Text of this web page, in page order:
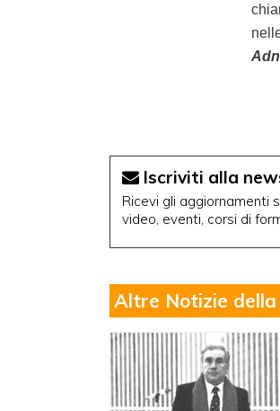
Iscriviti alla
Ricevi gli aggiornamenti
video, eventi, corsi di
Altre Notizie della